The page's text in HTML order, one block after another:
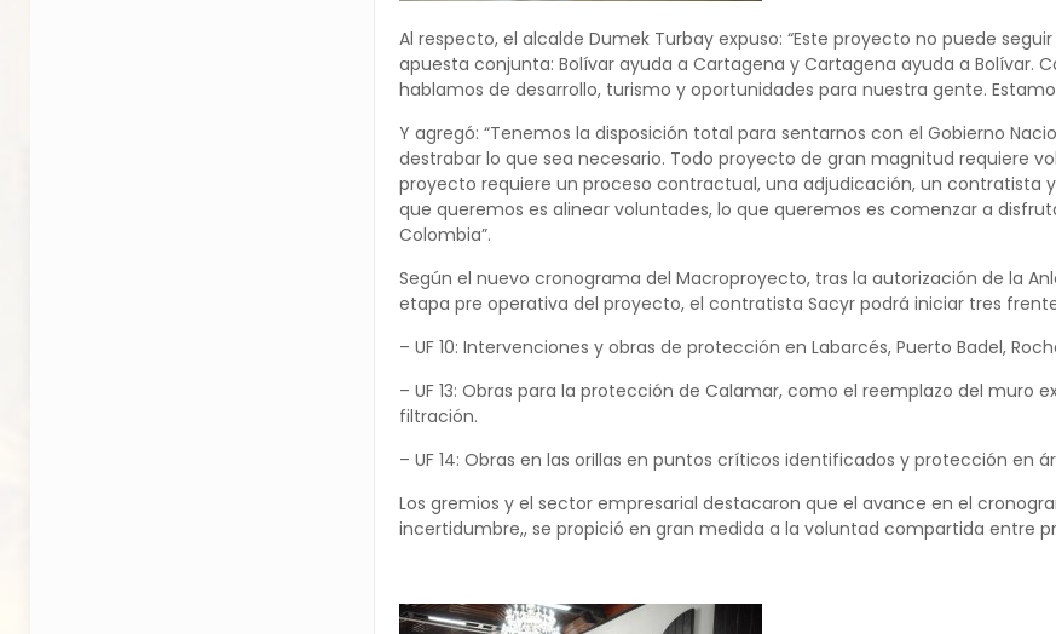
Al respecto, el alcalde Dumek Turbay expuso: “Este proyecto no puede
apuesta conjunta: Bolívar ayuda a Cartagena y Cartagena ayuda a Bolívar.
hablamos de desarrollo, turismo y oportunidades para nuestra gente.
Y agregó: “Tenemos la disposición total para sentarnos con el Gobierno
destrabar lo que sea necesario. Todo proyecto de gran magnitud requiere
proyecto requiere un proceso contractual, una adjudicación, un contratista
que queremos es alinear voluntades, lo que queremos es comenzar a
Colombia”.
Según el nuevo cronograma del Macroproyecto, tras la autorización de la
etapa pre operativa del proyecto, el contratista Sacyr podrá iniciar tres
– UF 10: Intervenciones y obras de protección en Labarcés, Puerto Badel,
– UF 13: Obras para la protección de Calamar, como el reemplazo del
filtración.
– UF 14: Obras en las orillas en puntos críticos identificados y protección en
Los gremios y el sector empresarial destacaron que el avance en el
incertidumbre,, se propició en gran medida a la voluntad compartida entre